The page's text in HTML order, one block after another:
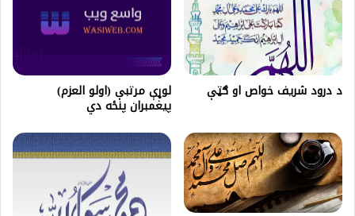
د درود شريف خواص او ګټې لوړې مرتبې (اولو العزم)
پیغمبران پنځه دي